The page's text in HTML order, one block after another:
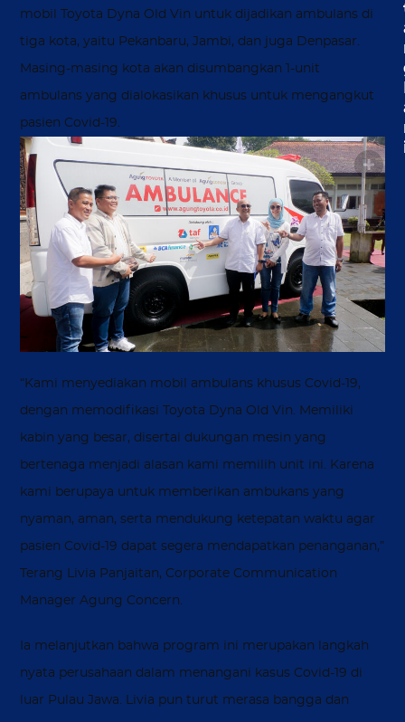
mobil Toyota Dyna Old Vin untuk dijadikan ambulans di
tiga kota, yaitu Pekanbaru, Jambi, dan juga Denpasar.
Masing-masing kota akan disumbangkan 1-unit
ambulans yang dialokasikan khusus untuk mengangkut
pasien Covid-19.
“Kami menyediakan mobil ambulans khusus Covid-19,
dengan memodifikasi Toyota Dyna Old Vin. Memiliki
kabin yang besar, disertai dukungan mesin yang
bertenaga menjadi alasan kami memilih unit ini. Karena
kami berupaya untuk memberikan ambukans yang
nyaman, aman, serta mendukung ketepatan waktu agar
pasien Covid-19 dapat segera mendapatkan penanganan,”
Terang Livia Panjaitan, Corporate Communication
Manager Agung Concern.
Ia melanjutkan bahwa program ini merupakan langkah
nyata perusahaan dalam menangani kasus Covid-19 di
luar Pulau Jawa. Livia pun turut merasa bangga dan